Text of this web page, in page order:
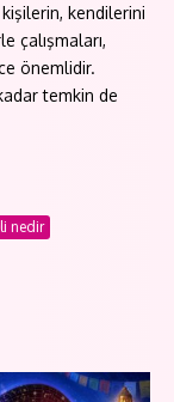
kendilerini
çalışmaları,
önemlidir.
temkin de
nedir